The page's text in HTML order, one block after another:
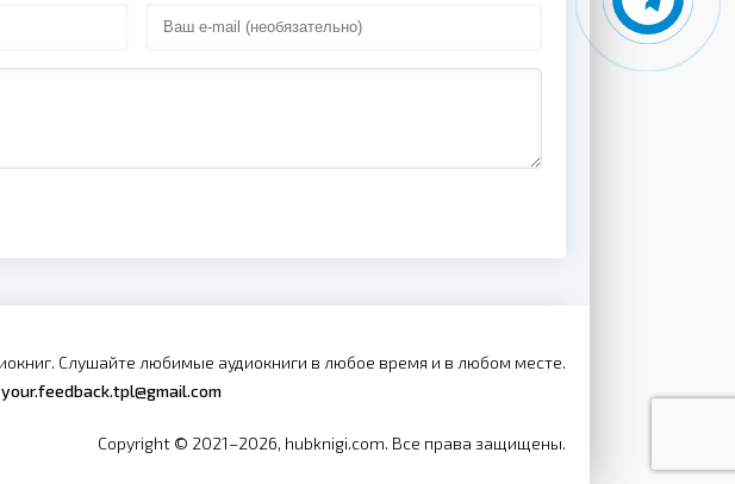
Слушайте любимые аудиокниги в любое время и в любом месте.
your.feedback.tpl@gmail.com
Copyright © 2021–2026, hubknigi.com. Все права защищены.